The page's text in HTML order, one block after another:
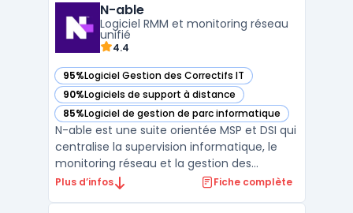
infrastructures IT. Les produits Dell incluent
des serveurs, de ...
N-able
Logiciel RMM et monitoring réseau
unifié
4.4
95%Logiciel Gestion des Correctifs IT
— voir N-able dans cette catégorie
90%Logiciels de support à distance
— voir N-able dans cette catégorie
85%Logiciel de gestion de parc informatique
— voir N-able dans cette catégorie
N-able est une suite orientée MSP et DSI qui
centralise la supervision informatique, le
monitoring réseau et la gestion des
correctifs au sein d’une même plateforme.
Plus d’infos Fiche complète